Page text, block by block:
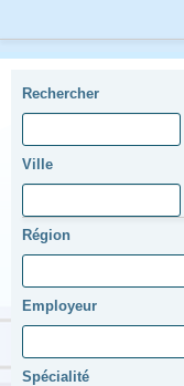
Rechercher
Ville
Région
Employeur
Spécialité